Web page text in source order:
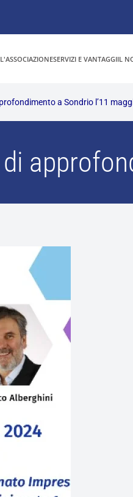
L'ASSOCIAZIONESERVIZI E VANTAGGIIL
a Sondrio l’11